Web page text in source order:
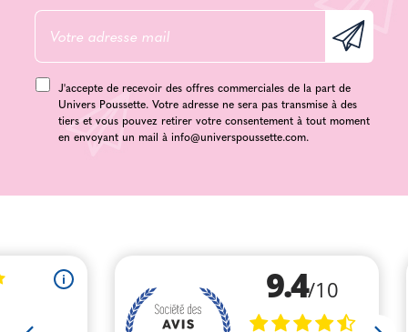
J'accepte de recevoir des offres commerciales de la part de
Univers Poussette. Votre adresse ne sera pas transmise à des
tiers et vous pouvez retirer votre consentement à tout moment
en envoyant un mail à info@universpoussette.com.